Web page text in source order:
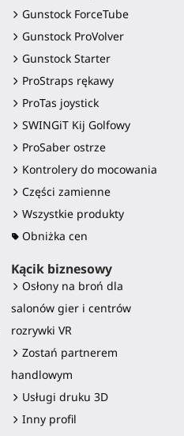
Gunstock ForceTube
Gunstock ProVolver
Gunstock Starter
ProStraps rękawy
ProTas joystick
SWINGiT Kij Golfowy
ProSaber ostrze
Kontrolery do mocowania
Części zamienne
Wszystkie produkty
Obniżka cen
Kącik biznesowy
Osłony na broń dla
salonów gier i centrów
rozrywki VR
Zostań partnerem
handlowym
Usługi druku 3D
Inny profil